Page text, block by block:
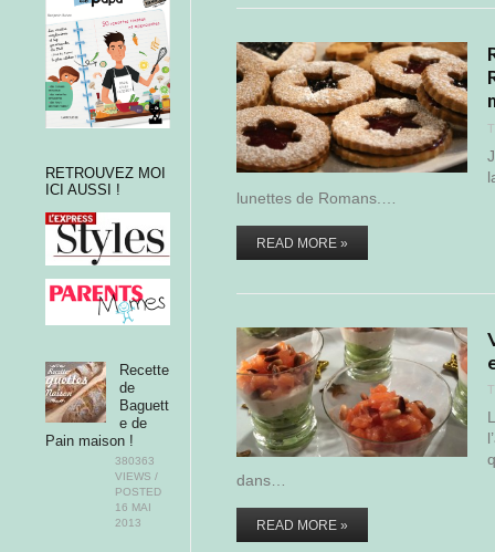
lunettes de Romans.…
READ MORE »
dans…
READ MORE »
RETROUVEZ MOI
ICI AUSSI !
Recette
de
Baguett
e de
Pain maison !
380363
VIEWS /
POSTED
16 MAI
2013